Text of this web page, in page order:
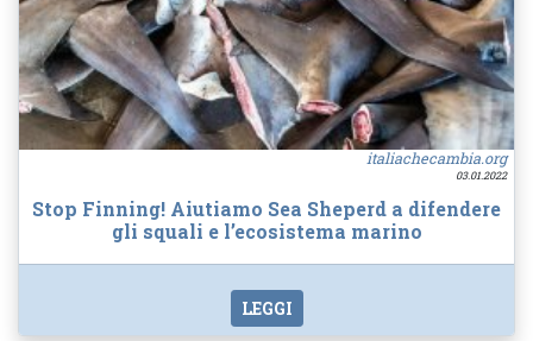
italiachecambia.org
03.01.2022
Stop Finning! Aiutiamo Sea Sheperd a difendere
gli squali e l’ecosistema marino
LEGGI